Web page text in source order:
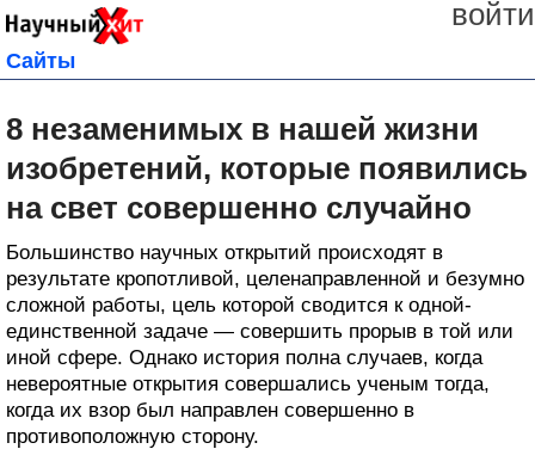
войти
Сайты
8 незаменимых в нашей жизни
изобретений, которые появились
на свет совершенно случайно
Большинство научных открытий происходят в
результате кропотливой, целенаправленной и безумно
сложной работы, цель которой сводится к одной-
единственной задаче — совершить прорыв в той или
иной сфере. Однако история полна случаев, когда
невероятные открытия совершались ученым тогда,
когда их взор был направлен совершенно в
противоположную сторону.